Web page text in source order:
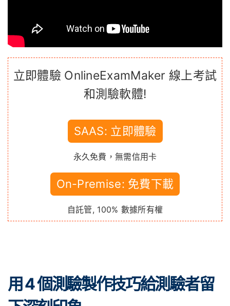
立即體驗 OnlineExamMaker 線上考試
和測驗軟體!
SAAS: 立即體驗
永久免費，無需信用卡
On-Premise: 免費下載
自託管, 100% 數據所有權
用 4 個測驗製作技巧給測驗者留